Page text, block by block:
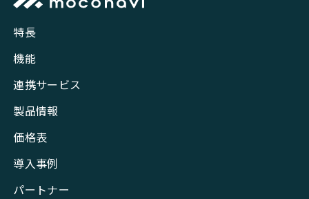
特長
機能
連携サービス
製品情報
価格表
導入事例
パートナー